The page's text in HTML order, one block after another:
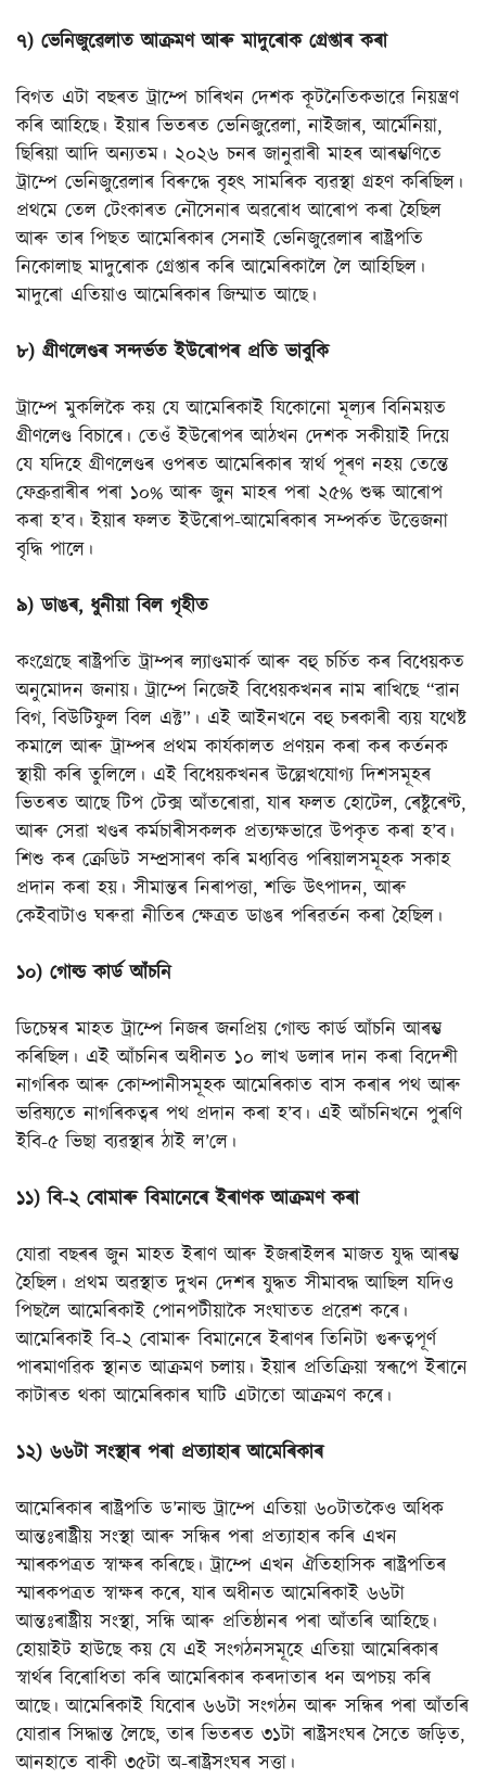
৭) ভেনিজুৱেলাত আক্ৰমণ আৰু মাদুৰোক গ্ৰেপ্তাৰ কৰা
বিগত এটা বছৰত ট্ৰাম্পে চাৰিখন দেশক কূটনৈতিকভাৱে নিয়ন্ত্ৰণ
কৰি আহিছে। ইয়াৰ ভিতৰত ভেনিজুৱেলা, নাইজাৰ, আৰ্মেনিয়া,
ছিৰিয়া আদি অন্যতম। ২০২৬ চনৰ জানুৱাৰী মাহৰ আৰম্ভণিতে
ট্ৰাম্পে ভেনিজুৱেলাৰ বিৰুদ্ধে বৃহৎ সামৰিক ব্যৱস্থা গ্ৰহণ কৰিছিল।
প্ৰথমে তেল টেংকাৰত নৌসেনাৰ অৱৰোধ আৰোপ কৰা হৈছিল
আৰু তাৰ পিছত আমেৰিকাৰ সেনাই ভেনিজুৱেলাৰ ৰাষ্ট্ৰপতি
নিকোলাছ মাদুৰোক গ্ৰেপ্তাৰ কৰি আমেৰিকালৈ লৈ আহিছিল।
মাদুৰো এতিয়াও আমেৰিকাৰ জিম্মাত আছে।
৮) গ্ৰীণলেণ্ডৰ সন্দৰ্ভত ইউৰোপৰ প্ৰতি ভাবুকি
ট্ৰাম্পে মুকলিকৈ কয় যে আমেৰিকাই যিকোনো মূল্যৰ বিনিময়ত
গ্ৰীণলেণ্ড বিচাৰে। তেওঁ ইউৰোপৰ আঠখন দেশক সকীয়াই দিয়ে
যে যদিহে গ্ৰীণলেণ্ডৰ ওপৰত আমেৰিকাৰ স্বাৰ্থ পূৰণ নহয় তেন্তে
ফেব্ৰুৱাৰীৰ পৰা ১০% আৰু জুন মাহৰ পৰা ২৫% শুল্ক আৰোপ
কৰা হ’ব। ইয়াৰ ফলত ইউৰোপ-আমেৰিকাৰ সম্পৰ্কত উত্তেজনা
বৃদ্ধি পালে।
৯) ডাঙৰ, ধুনীয়া বিল গৃহীত
কংগ্ৰেছে ৰাষ্ট্ৰপতি ট্ৰাম্পৰ ল্যাণ্ডমাৰ্ক আৰু বহু চৰ্চিত কৰ বিধেয়কত
অনুমোদন জনায়। ট্ৰাম্পে নিজেই বিধেয়কখনৰ নাম ৰাখিছে “ৱান
বিগ, বিউটিফুল বিল এক্ট”। এই আইনখনে বহু চৰকাৰী ব্যয় যথেষ্ট
কমালে আৰু ট্ৰাম্পৰ প্ৰথম কাৰ্যকালত প্ৰণয়ন কৰা কৰ কৰ্তনক
স্থায়ী কৰি তুলিলে। এই বিধেয়কখনৰ উল্লেখযোগ্য দিশসমূহৰ
ভিতৰত আছে টিপ টেক্স আঁতৰোৱা, যাৰ ফলত হোটেল, ৰেষ্টুৰেণ্ট,
আৰু সেৱা খণ্ডৰ কৰ্মচাৰীসকলক প্ৰত্যক্ষভাৱে উপকৃত কৰা হ’ব।
শিশু কৰ ক্ৰেডিট সম্প্ৰসাৰণ কৰি মধ্যবিত্ত পৰিয়ালসমূহক সকাহ
প্ৰদান কৰা হয়। সীমান্তৰ নিৰাপত্তা, শক্তি উৎপাদন, আৰু
কেইবাটাও ঘৰুৱা নীতিৰ ক্ষেত্ৰত ডাঙৰ পৰিৱৰ্তন কৰা হৈছিল।
১০) গোল্ড কাৰ্ড আঁচনি
ডিচেম্বৰ মাহত ট্ৰাম্পে নিজৰ জনপ্ৰিয় গোল্ড কাৰ্ড আঁচনি আৰম্ভ
কৰিছিল। এই আঁচনিৰ অধীনত ১০ লাখ ডলাৰ দান কৰা বিদেশী
নাগৰিক আৰু কোম্পানীসমূহক আমেৰিকাত বাস কৰাৰ পথ আৰু
ভৱিষ্যতে নাগৰিকত্বৰ পথ প্ৰদান কৰা হ’ব। এই আঁচনিখনে পুৰণি
ইবি-৫ ভিছা ব্যৱস্থাৰ ঠাই ল’লে।
১১) বি-২ বোমাৰু বিমানেৰে ইৰাণক আক্ৰমণ কৰা
যোৱা বছৰৰ জুন মাহত ইৰাণ আৰু ইজৰাইলৰ মাজত যুদ্ধ আৰম্ভ
হৈছিল। প্ৰথম অৱস্থাত দুখন দেশৰ যুদ্ধত সীমাবদ্ধ আছিল যদিও
পিছলৈ আমেৰিকাই পোনপটীয়াকৈ সংঘাতত প্ৰৱেশ কৰে।
আমেৰিকাই বি-২ বোমাৰু বিমানেৰে ইৰাণৰ তিনিটা গুৰুত্বপূৰ্ণ
পাৰমাণৱিক স্থানত আক্ৰমণ চলায়। ইয়াৰ প্ৰতিক্ৰিয়া স্বৰূপে ইৰানে
কাটাৰত থকা আমেৰিকাৰ ঘাটি এটাতো আক্ৰমণ কৰে।
১২) ৬৬টা সংস্থাৰ পৰা প্ৰত্যাহাৰ আমেৰিকাৰ
আমেৰিকাৰ ৰাষ্ট্ৰপতি ড’নাল্ড ট্ৰাম্পে এতিয়া ৬০টাতকৈও অধিক
আন্তঃৰাষ্ট্ৰীয় সংস্থা আৰু সন্ধিৰ পৰা প্ৰত্যাহাৰ কৰি এখন
স্মাৰকপত্ৰত স্বাক্ষৰ কৰিছে। ট্ৰাম্পে এখন ঐতিহাসিক ৰাষ্ট্ৰপতিৰ
স্মাৰকপত্ৰত স্বাক্ষৰ কৰে, যাৰ অধীনত আমেৰিকাই ৬৬টা
আন্তঃৰাষ্ট্ৰীয় সংস্থা, সন্ধি আৰু প্ৰতিষ্ঠানৰ পৰা আঁতৰি আহিছে।
হোয়াইট হাউছে কয় যে এই সংগঠনসমূহে এতিয়া আমেৰিকাৰ
স্বাৰ্থৰ বিৰোধিতা কৰি আমেৰিকাৰ কৰদাতাৰ ধন অপচয় কৰি
আছে। আমেৰিকাই যিবোৰ ৬৬টা সংগঠন আৰু সন্ধিৰ পৰা আঁতৰি
যোৱাৰ সিদ্ধান্ত লৈছে, তাৰ ভিতৰত ৩১টা ৰাষ্ট্ৰসংঘৰ সৈতে জড়িত,
আনহাতে বাকী ৩৫টা অ-ৰাষ্ট্ৰসংঘৰ সত্তা।